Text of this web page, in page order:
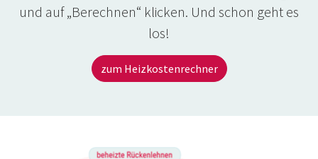
und auf „Berechnen“ klicken. Und schon geht es
los!
zum Heizkostenrechner